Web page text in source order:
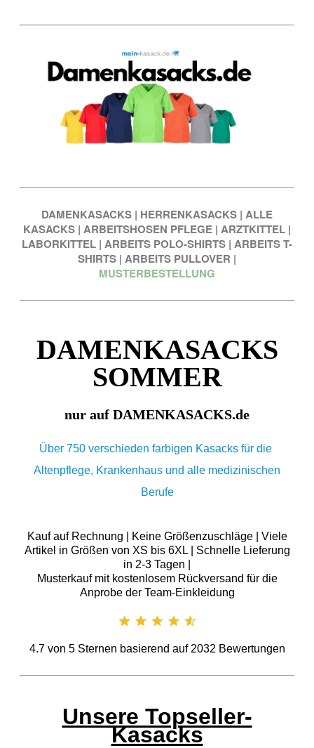
DAMENKASACKS | HERRENKASACKS | ALLE
KASACKS | ARBEITSHOSEN PFLEGE | ARZTKITTEL |
LABORKITTEL | ARBEITS POLO-SHIRTS | ARBEITS T-
SHIRTS | ARBEITS PULLOVER |
MUSTERBESTELLUNG
DAMENKASACKS
SOMMER
nur auf DAMENKASACKS.de
Über 750 verschieden farbigen Kasacks für die
Altenpflege, Krankenhaus und alle medizinischen
Berufe
Kauf auf Rechnung | Keine Größenzuschläge | Viele
Artikel in Größen von XS bis 6XL | Schnelle Lieferung
in 2-3 Tagen |
Musterkauf mit kostenlosem Rückversand für die
Anprobe der Team-Einkleidung
4.7von 5Sternen basierend auf 2032 Bewertungen
Unsere Topseller-
Kasacks